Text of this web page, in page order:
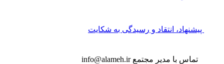
پیشنهاد، انتقاد و رسیدگی به شکایت
تماس با مدیر مجتمعinfo@alameh.ir